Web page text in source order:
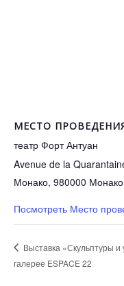
МЕСТО
театр Форт Антуан
Avenue de la
Монако, 980000 Монако
Посмотреть Место
Выставка «Скульптуры
галерее ESPACE 22